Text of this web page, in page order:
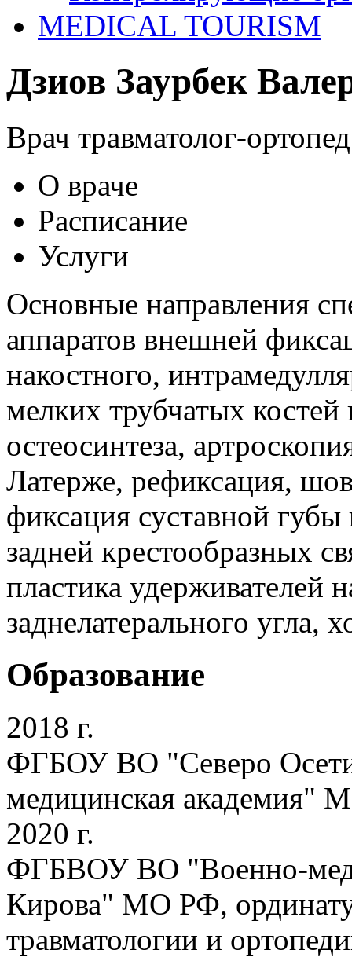
MEDICAL TOURISM
Дзиов Заурбек
Врач травматолог-ортопед
О враче
Расписание
Услуги
Основные направления
аппаратов внешней
накостного,
мелких трубчатых
остеосинтеза,
Латерже, рефиксация,
фиксация суставной
задней крестообразных
пластика удерживателей
заднелатерального угла,
Образование
2018 г.
ФГБОУ ВО "Северо
медицинская академия"
2020 г.
ФГБВОУ ВО "Военно-
Кирова" МО РФ,
травматологии и